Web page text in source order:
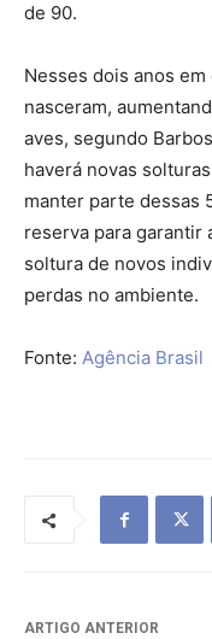
de 90.
Nesses dois anos
nasceram,
aves, segundo
haverá novas
manter parte dessas
reserva para garantir
soltura de novos
perdas no ambiente.
Fonte: Agência Brasil
ARTIGO ANTERIOR